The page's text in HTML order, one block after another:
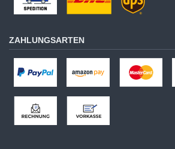
ZAHLUNGSARTEN